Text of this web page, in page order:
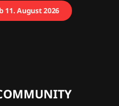
11. August 2026